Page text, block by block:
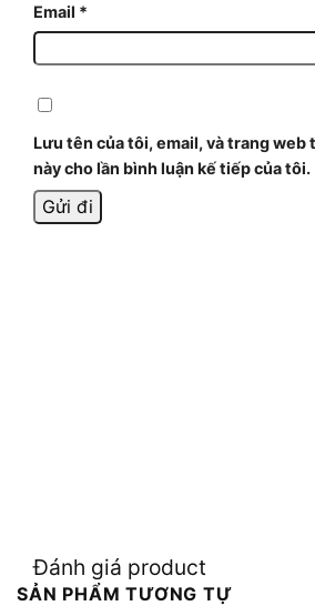
Email *
Lưu tên của tôi, email, và trang
này cho lần bình luận kế tiếp của tôi.
Đánh giá product
SẢN PHẨM TƯƠNG TỰ